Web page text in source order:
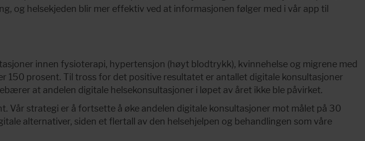
og helsekjeden blir mer effektiv ved at informasjonen følger med i vår app til
innen fysioterapi, hypertensjon (høyt blodtrykk), kvinnehelse og migrene med
prosent. Til tross for det positive resultatet er antallet digitale konsultasjoner
at andelen digitale helsekonsultasjoner i løpet av året ikke ble påvirket.
Vår strategi er å fortsette å øke andelen digitale konsultasjoner mot målet på 30
alternativer, siden et flertall av den helsehjelpen og behandlingen som våre